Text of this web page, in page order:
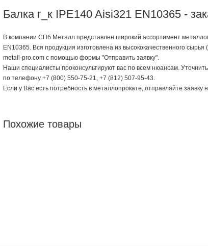
Балка г_к IPE140 Aisi321 EN10365 -
В компании СПб Металл представлен широкий ассортимент
EN10365. Вся продукция изготовлена из высококачественного
metall-pro.com с помощью формы "Отправить заявку".
Наши специалисты проконсультируют вас по всем нюансам.
по телефону +7 (800) 550-75-21, +7 (812) 507-95-43.
Если у Вас есть потребность в металлопрокате, отправляйте заявку
Похожие товары